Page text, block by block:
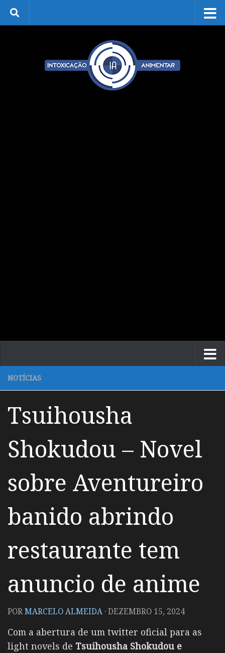
Skip to content
NOTÍCIAS
Tsuihousha
Shokudou – Novel
sobre Aventureiro
banido abrindo
restaurante tem
anuncio de anime
PORMARCELO ALMEIDA ·DEZEMBRO 15, 2024
Com a abertura de um twitter oficial para as
light novels de Tsuihousha Shokudou e